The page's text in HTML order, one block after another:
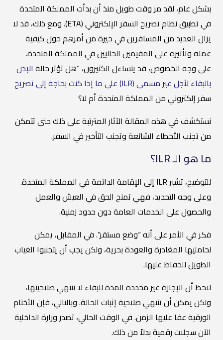
بشكل عام، لقد مر وقت طويل منذ أن بدأت المملكة المتحدة
في تطبيق نظام تصريح السفر الإلكتروني (ETA). ومع ذلك، قد لا
يزال العديد من المسافرين في حيرة من أمرهم حول كيفية
عمله وتأثيره على المقيمين الحاليين في المملكة المتحدة.
على وجه الخصوص، قد يتساءل الكثيرون، “هل تؤثر حالة الإذن
بالبقاء لأجل غير مسمى (ILR) على ما إذا كنت بحاجة إلى تصريح
سفر إلكتروني من المملكة المتحدة أم لا؟
نستكشف في هذه المقالة الآثار المترتبة على ذلك حتى تتمكن
من تجنب الأخطاء الشائعة وتجنب التأخير في السفر.
ما هو الـ ILR؟
للتوضيح، تشير ILR إلى الإقامة الدائمة في المملكة المتحدة.
وعلى وجه التحديد، فهي تمنح الحق في العيش والعمل
والحصول على الخدمات العامة دون حدود زمنية.
فكر في الأمر على أنه “وضع مستقر”. في المقابل، يمكن
لحامليها المغادرة والعودة بحرية، ولكن يجب أن يتجنبوا الغياب
الطويل للحفاظ عليها.
لاحظ أن الإجازة غير محددة المدة للبقاء لا تنتهي صلاحيتها،
ولكن يمكن أن تنتهي صلاحية إثبات الحالة. وبالتالي، فإن الأختام
الورقية عفا عليها الزمن. في الوقت الحالي، تصدر وزارة الداخلية
الآن سجلات رقمية بدلاً من ذلك.